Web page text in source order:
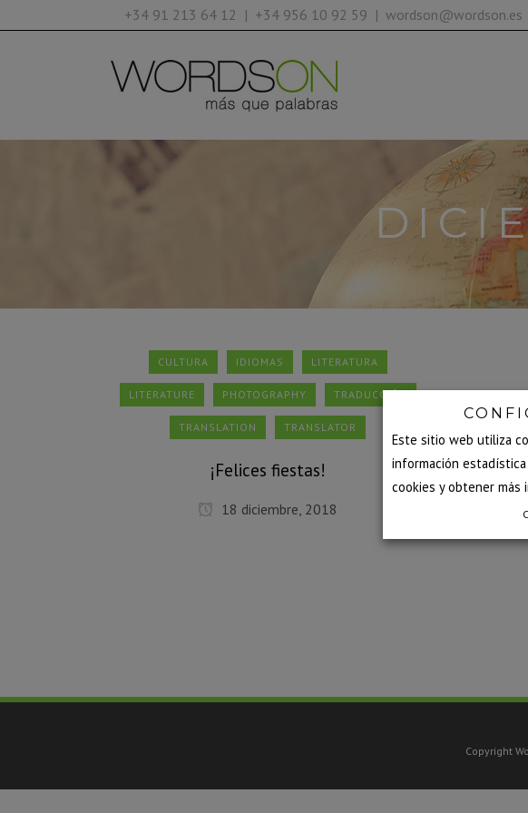
+34 91 213 64 12 | +34 956 10 92 59 | wordson@wordson.es
CULTURA IDIOMAS LITERATURA
LITERATURE PHOTOGRAPHY TRADUCCIÓN
TRANSLATION TRANSLATOR
¡Felices fiestas!
18 diciembre, 2018
Copyright
Este sitio web utiliza
información
cookies y obtener más